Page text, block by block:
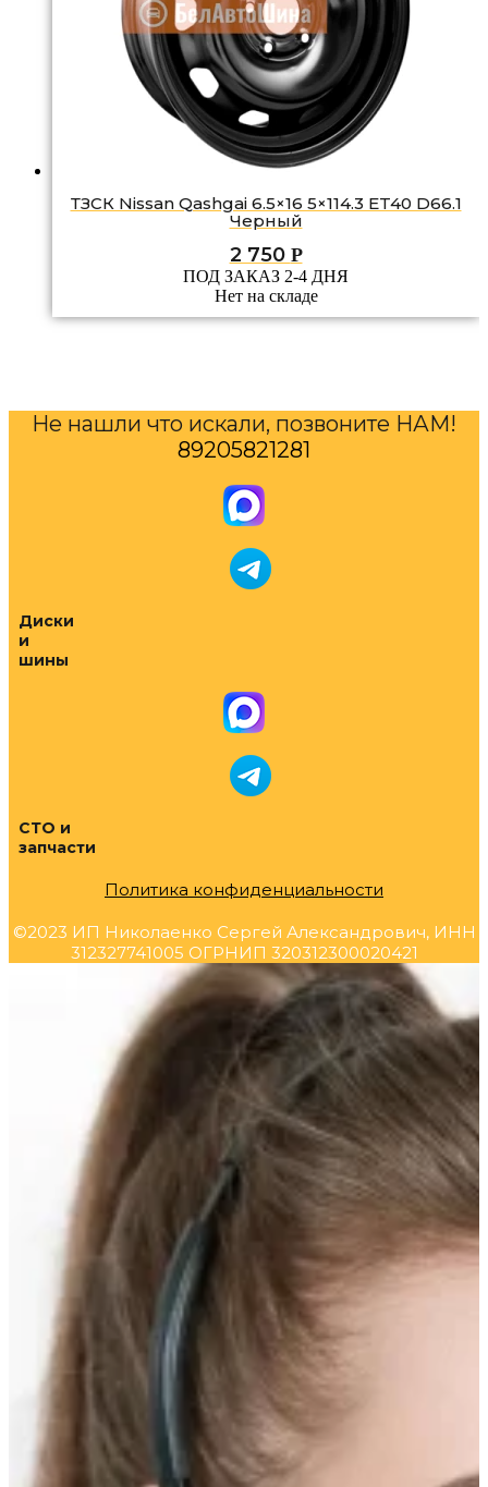
ТЗСК Nissan Qashgai 6.5×16 5×114.3 ET40 D66.1
Черный
2 750 Р
ПОД ЗАКАЗ 2-4 ДНЯ
Нет на складе
Не нашли что искали, позвоните НАМ!
89205821281
Диски
и
шины
СТО и
запчасти
Политика конфиденциальности
©2023 ИП Николаенко Сергей Александрович, ИНН
312327741005 ОГРНИП 320312300020421